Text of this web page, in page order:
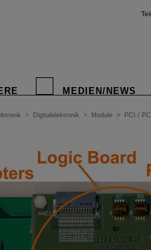
MEDIEN/NEWS
> Digitalelektronik > Module > PCI /